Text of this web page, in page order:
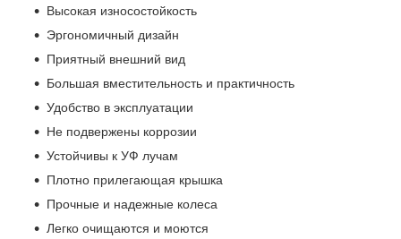
Высокая износостойкость
Эргономичный дизайн
Приятный внешний вид
Большая вместительность и практичность
Удобство в эксплуатации
Не подвержены коррозии
Устойчивы к УФ лучам
Плотно прилегающая крышка
Прочные и надежные колеса
Легко очищаются и моются